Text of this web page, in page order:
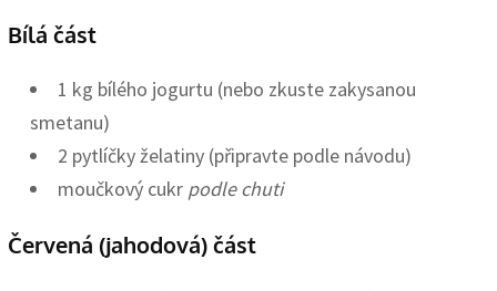
Bílá část
1 kg bílého jogurtu (nebo zkuste zakysanou
smetanu)
2 pytlíčky želatiny (připravte podle návodu)
moučkový cukr podle chuti
Červená (jahodová) část